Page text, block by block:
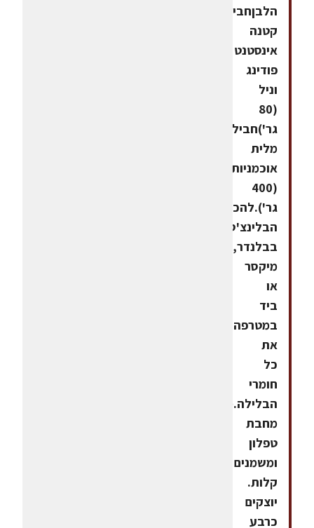
הלבןחבילה
קטנה
אינסטנט
פודינג
וניל
(80
גר')חבילת
מלית
אוכמניות
(400
גר').להכנת
הבלינצ'סמערבבים
בבלנדר,
מיקסר
או
ביד
במטרפה
את
כל
חומרי
הבלילה.מחממים
מחבת
טפלון
ומשמנים
קלות.
יוצקים
כרבע